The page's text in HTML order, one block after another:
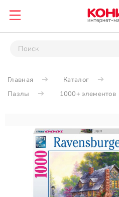
Главная Каталог
Пазлы
1000+ элементов